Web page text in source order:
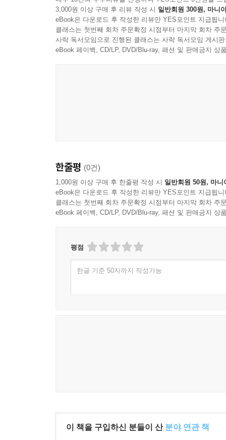
3,000원 이상 구매 후 리뷰 작성 시 일반회원 300원, 마니
eBook은 다운로드 후 작성한 리뷰만 YES포인트 지급됩니
클래스는 첫번째 회차 주문확정 시점부터 마지막 회차 주
사락 독서모임으로 진행된 클래스는 사락 독서모임 게시
eBook 페이백, CD/LP, DVD/Blu-ray, 패션 및 판매금지 상
한줄평 (0건)
1,000원 이상 구매 후 한줄평 작성 시 일반회원 50원, 마니
eBook은 다운로드 후 작성한 리뷰만 YES포인트 지급됩니
클래스는 첫번째 회차 주문확정 시점부터 마지막 회차 주
eBook 페이백, CD/LP, DVD/Blu-ray, 패션 및 판매금지 상
평점
한글 기준 50자까지 작성가능
이 책을 구입하신 분들이 산 분야 연관 책